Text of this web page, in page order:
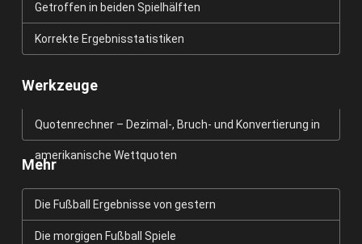
Getroffen in beiden Spielhälften
Korrekte Ergebnisstatistiken
Werkzeuge
Quotenrechner – Dezimal-, Bruch- und Konvertierung in
amerikanische Wettquoten
Mehr
Die Fußball Ergebnisse von gestern
Die morgigen Fußball Spiele